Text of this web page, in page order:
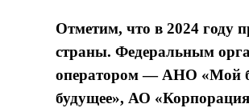
Отметим, что в 2024 году
страны. Федеральным
оператором — АНО «Мой
будущее», АО